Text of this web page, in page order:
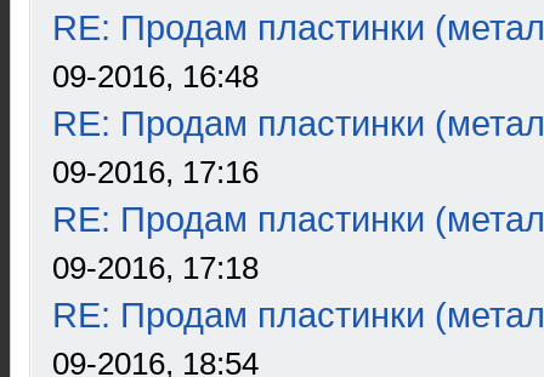
RE: Продам пластинки
09-2016, 16:48
RE: Продам пластинки
09-2016, 17:16
RE: Продам пластинки
09-2016, 17:18
RE: Продам пластинки
09-2016, 18:54